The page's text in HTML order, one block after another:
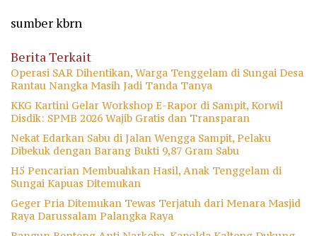
sumber kbrn
Berita Terkait
Operasi SAR Dihentikan, Warga Tenggelam di Sungai Desa
Rantau Nangka Masih Jadi Tanda Tanya
KKG Kartini Gelar Workshop E-Rapor di Sampit, Korwil
Disdik: SPMB 2026 Wajib Gratis dan Transparan
Nekat Edarkan Sabu di Jalan Wengga Sampit, Pelaku
Dibekuk dengan Barang Bukti 9,87 Gram Sabu
H5 Pencarian Membuahkan Hasil, Anak Tenggelam di
Sungai Kapuas Ditemukan
Geger Pria Ditemukan Tewas Terjatuh dari Menara Masjid
Raya Darussalam Palangka Raya